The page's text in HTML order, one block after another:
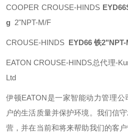
COOPER CROUSE-HINDS
g 2"NPT-M/F
CROUSE-HINDS EYD66 铁
EATON CROUSE-HINDS总代理-
Ltd
伊顿EATON是一家智能动力管理公
户的生活质量并保护环境。我们信
营，并在当前和将来帮助我们的客